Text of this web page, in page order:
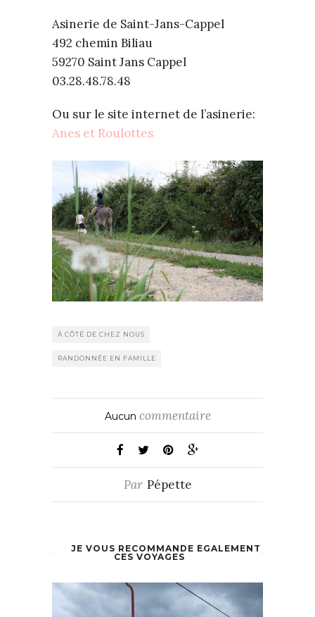
Asinerie de Saint-Jans-Cappel
492 chemin Biliau
59270 Saint Jans Cappel
03.28.48.78.48
Ou sur le site internet de l’asinerie:
Anes et Roulottes
À CÔTÉ DE CHEZ NOUS
RANDONNÉE EN FAMILLE
Aucun commentaire
Par Pépette
JE VOUS RECOMMANDE ÉGALEMENT
CES VOYAGES